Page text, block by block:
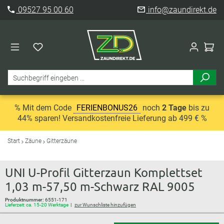
09527 95 00 60 info@zaundirekt.de
% Mit dem Code FERIENBONUS26 noch 2 Tage bis zu
44% sparen! Versandkostenfreie Lieferung ab 499 € %
Start Zäune Gitterzäune
UNI U-Profil Gitterzaun Komplettset
1,03 m-57,50 m-Schwarz RAL 9005
Produktnummer: 6551-171
Lieferzeit: ca. 15-20 Werktage
zur Wunschliste hinzufügen